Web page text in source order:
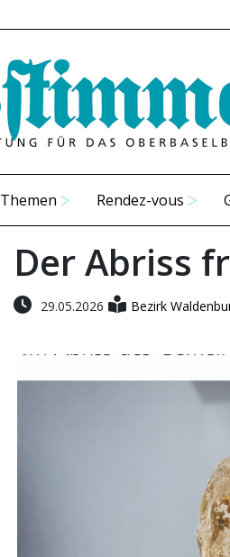
Themen Rendez-vous
Der Abriss
29.05.2026 Bezirk